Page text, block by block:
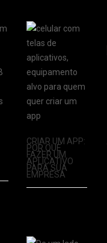
CRIAR UM APP:
POR QUE
FAZER UM
APLICATIVO
PARA SUA
EMPRESA